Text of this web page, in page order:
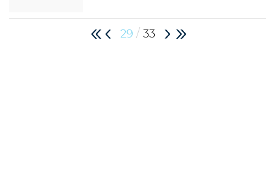
29 / 33